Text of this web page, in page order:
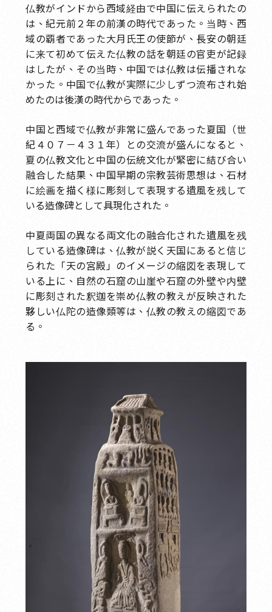
仏教がインドから西域経由で中国に伝えられたの
は、紀元前２年の前漢の時代であった。当時、西
域の覇者であった大月氏王の使節が、長安の朝廷
に来て初めて伝えた仏教の話を朝廷の官吏が記録
はしたが、その当時、中国では仏教は伝播されな
かった。中国で仏教が実際に少しずつ流布され始
めたのは後漢の時代からであった。
中国と西域で仏教が非常に盛んであった夏国（世
紀４０７－４３１年）との交流が盛んになると、
夏の仏教文化と中国の伝統文化が緊密に結び合い
融合した結果、中国早期の宗教芸術思想は、石材
に絵画を描く様に彫刻して表現する遺風を残して
いる造像碑として具現化された。
中夏両国の異なる両文化の融合化された遺風を残
している造像碑は、仏教が説く天国にあると信じ
られた「天の宮殿」のイメージの縮図を表現して
いる上に、自然の石窟の山崖や石窟の外壁や内壁
に彫刻された釈迦を崇め仏教の教えが反映された
夥しい仏陀の造像類等は、仏教の教えの縮図であ
る。